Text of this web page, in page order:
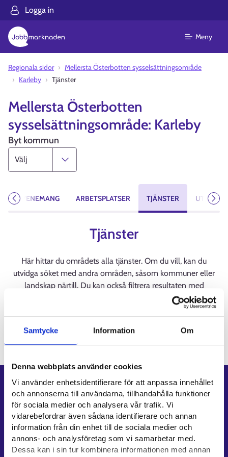
Samtycke Information Om
Denna webbplats använder cookies
Vi använder enhetsidentifierare för att anpassa innehållet
och annonserna till användarna, tillhandahålla funktioner
för sociala medier och analysera vår trafik. Vi
vidarebefordrar även sådana identifierare och annan
information från din enhet till de sociala medier och
annons- och analysföretag som vi samarbetar med.
Dessa kan i sin tur kombinera informationen med annan
Logga in
Meny
Regionala sidor
Mellersta Österbotten sysselsättningsområde
Karleby
Tjänster
Mellersta Österbotten
sysselsättningsområde: Karleby
Byt kommun
EVENEMANG ARBETSPLATSER TJÄNSTER
Föregående
Tjänster
Här hittar du områdets alla tjänster. Om du vill, kan du
utvidga söket med andra områden, såsom kommuner eller
landskap närtill. Du kan också filtrera resultaten med
sökkriterier. Du hittar tjänster på samiska på Suomi.fi:
Genvägar
E-tjänster
Min karriärstig
Jobbsökningsprofil
Lediga arbetsplatser